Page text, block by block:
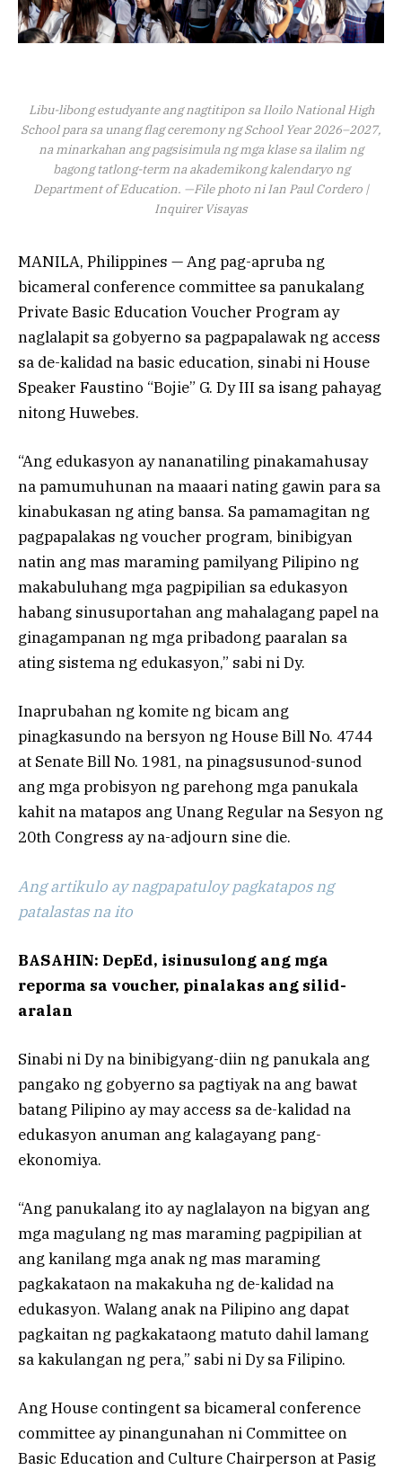
Libu-libong estudyante ang nagtitipon sa Iloilo National High
School para sa unang flag ceremony ng School Year 2026–2027,
na minarkahan ang pagsisimula ng mga klase sa ilalim ng
bagong tatlong-term na akademikong kalendaryo ng
Department of Education. —File photo ni Ian Paul Cordero |
Inquirer Visayas
MANILA, Philippines — Ang pag-apruba ng
bicameral conference committee sa panukalang
Private Basic Education Voucher Program ay
naglalapit sa gobyerno sa pagpapalawak ng access
sa de-kalidad na basic education, sinabi ni House
Speaker Faustino “Bojie” G. Dy III sa isang pahayag
nitong Huwebes.
“Ang edukasyon ay nananatiling pinakamahusay
na pamumuhunan na maaari nating gawin para sa
kinabukasan ng ating bansa. Sa pamamagitan ng
pagpapalakas ng voucher program, binibigyan
natin ang mas maraming pamilyang Pilipino ng
makabuluhang mga pagpipilian sa edukasyon
habang sinusuportahan ang mahalagang papel na
ginagampanan ng mga pribadong paaralan sa
ating sistema ng edukasyon,” sabi ni Dy.
Inaprubahan ng komite ng bicam ang
pinagkasundo na bersyon ng House Bill No. 4744
at Senate Bill No. 1981, na pinagsusunod-sunod
ang mga probisyon ng parehong mga panukala
kahit na matapos ang Unang Regular na Sesyon ng
20th Congress ay na-adjourn sine die.
Ang artikulo ay nagpapatuloy pagkatapos ng
patalastas na ito
BASAHIN: DepEd, isinusulong ang mga
reporma sa voucher, pinalakas ang silid-
aralan
Sinabi ni Dy na binibigyang-diin ng panukala ang
pangako ng gobyerno sa pagtiyak na ang bawat
batang Pilipino ay may access sa de-kalidad na
edukasyon anuman ang kalagayang pang-
ekonomiya.
“Ang panukalang ito ay naglalayon na bigyan ang
mga magulang ng mas maraming pagpipilian at
ang kanilang mga anak ng mas maraming
pagkakataon na makakuha ng de-kalidad na
edukasyon. Walang anak na Pilipino ang dapat
pagkaitan ng pagkakataong matuto dahil lamang
sa kakulangan ng pera,” sabi ni Dy sa Filipino.
Ang House contingent sa bicameral conference
committee ay pinangunahan ni Committee on
Basic Education and Culture Chairperson at Pasig